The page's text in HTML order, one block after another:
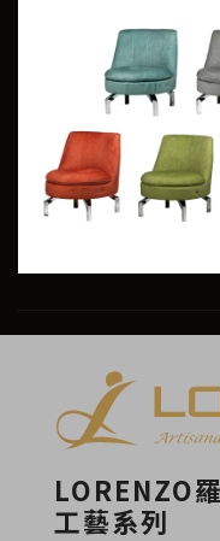
LORENZO
工藝系列